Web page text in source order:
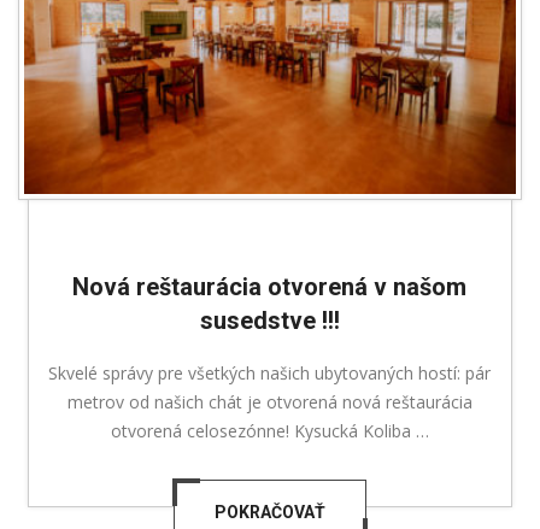
Nová reštaurácia otvorená v našom
susedstve !!!
Skvelé správy pre všetkých našich ubytovaných hostí: pár
metrov od našich chát je otvorená nová reštaurácia
otvorená celosezónne! Kysucká Koliba …
POKRAČOVAŤ